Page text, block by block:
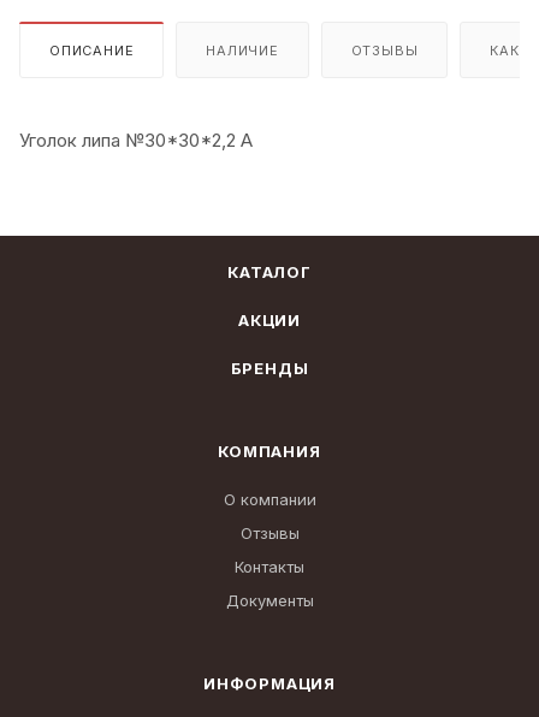
ОПИСАНИЕ НАЛИЧИЕ ОТЗЫВЫ КАК
Уголок липа №30*30*2,2 А
КАТАЛОГ
АКЦИИ
БРЕНДЫ
КОМПАНИЯ
О компании
Отзывы
Контакты
Документы
ИНФОРМАЦИЯ